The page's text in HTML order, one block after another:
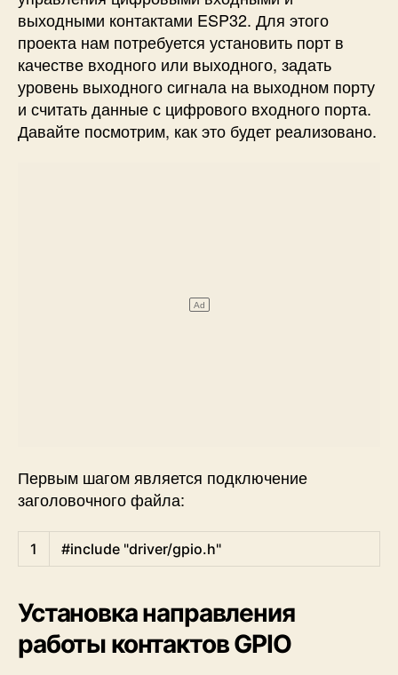
выходными контактами ESP32. Для этого
проекта нам потребуется установить порт в
качестве входного или выходного, задать
уровень выходного сигнала на выходном порту
и считать данные с цифрового входного порта.
Давайте посмотрим, как это будет реализовано.
Первым шагом является подключение
заголовочного файла:
1 #include "driver/gpio.h"
Установка направления
работы контактов GPIO